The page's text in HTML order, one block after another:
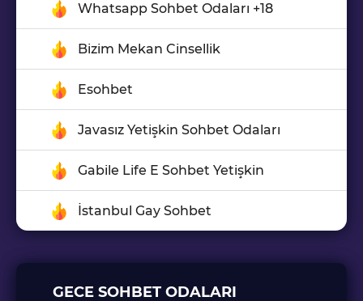
Whatsapp Sohbet Odaları +18
Bizim Mekan Cinsellik
Esohbet
Javasız Yetişkin Sohbet Odaları
Gabile Life E Sohbet Yetişkin
İstanbul Gay Sohbet
GECE SOHBET ODALARI